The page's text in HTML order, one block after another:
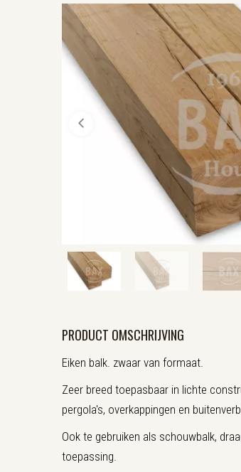
PRODUCT OMSCHRIJVING
Eiken balk. zwaar van formaat.
Zeer breed toepasbaar in lichte
pergola's, overkappingen en
Ook te gebruiken als schouwbalk,
toepassing.